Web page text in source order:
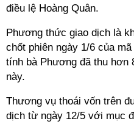
điều lệ Hoàng Quân.
Phương thức giao dịch là
chốt phiên ngày 1/6 của
tính bà Phương đã thu hơn
này.
Thương vụ thoái vốn trên
dịch từ ngày 12/5 với mục